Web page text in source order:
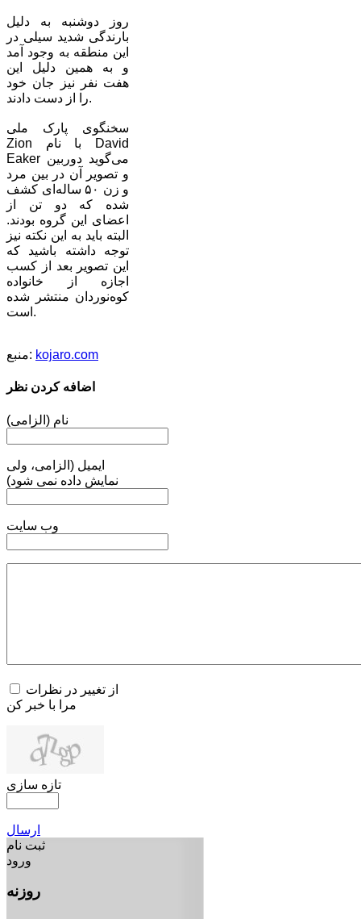
روز دوشنبه به دلیل
بارندگی شدید سیلی در
این منطقه به وجود آمد
و به همین دلیل این
هفت نفر نیز جان خود
را از دست دادند.
سخنگوی پارک ملی
Zion با نام David
Eaker می‌گوید دوربین
و تصویر آن در بین مرد
و زن ۵۰ ساله‌ای کشف
شده که دو تن از
اعضای این گروه بودند.
البته باید به این نکته نیز
توجه داشته باشید که
این تصویر بعد از کسب
اجازه از خانواده
کوه‌نوردان منتشر شده
است.
منبع: kojaro.com
اضافه کردن نظر
نام (الزامی)
ایمیل (الزامی، ولی
نمایش داده نمی شود)
وب سایت
از تغییر در نظرات
مرا با خبر کن
تازه سازی
ارسال
ثبت نام
ورود
روزنه